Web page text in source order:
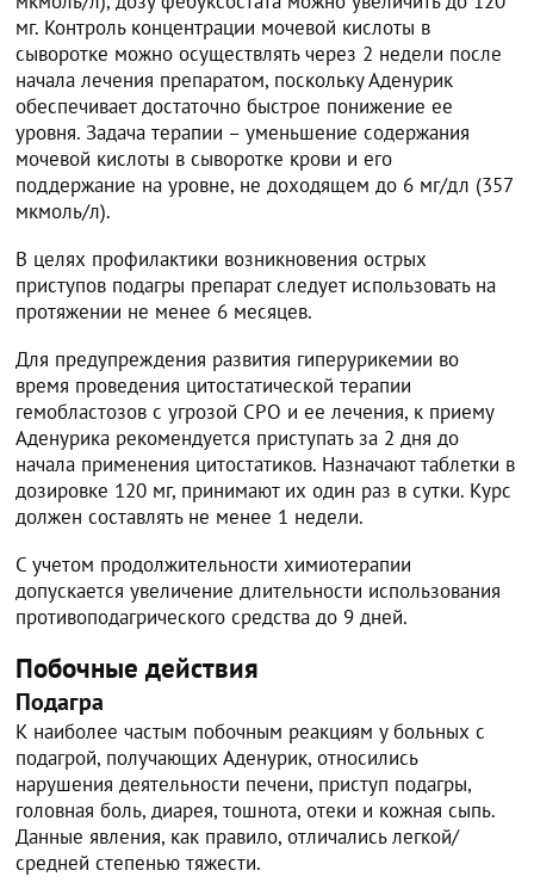
мг. Контроль концентрации мочевой кислоты в
сыворотке можно осуществлять через 2 недели после
начала лечения препаратом, поскольку Аденурик
обеспечивает достаточно быстрое понижение ее
уровня. Задача терапии – уменьшение содержания
мочевой кислоты в сыворотке крови и его
поддержание на уровне, не доходящем до 6 мг/дл (357
мкмоль/л).
В целях профилактики возникновения острых
приступов подагры препарат следует использовать на
протяжении не менее 6 месяцев.
Для предупреждения развития гиперурикемии во
время проведения цитостатической терапии
гемобластозов с угрозой СРО и ее лечения, к приему
Аденурика рекомендуется приступать за 2 дня до
начала применения цитостатиков. Назначают таблетки в
дозировке 120 мг, принимают их один раз в сутки. Курс
должен составлять не менее 1 недели.
С учетом продолжительности химиотерапии
допускается увеличение длительности использования
противоподагрического средства до 9 дней.
Побочные действия
Подагра
К наиболее частым побочным реакциям у больных с
подагрой, получающих Аденурик, относились
нарушения деятельности печени, приступ подагры,
головная боль, диарея, тошнота, отеки и кожная сыпь.
Данные явления, как правило, отличались легкой/
средней степенью тяжести.